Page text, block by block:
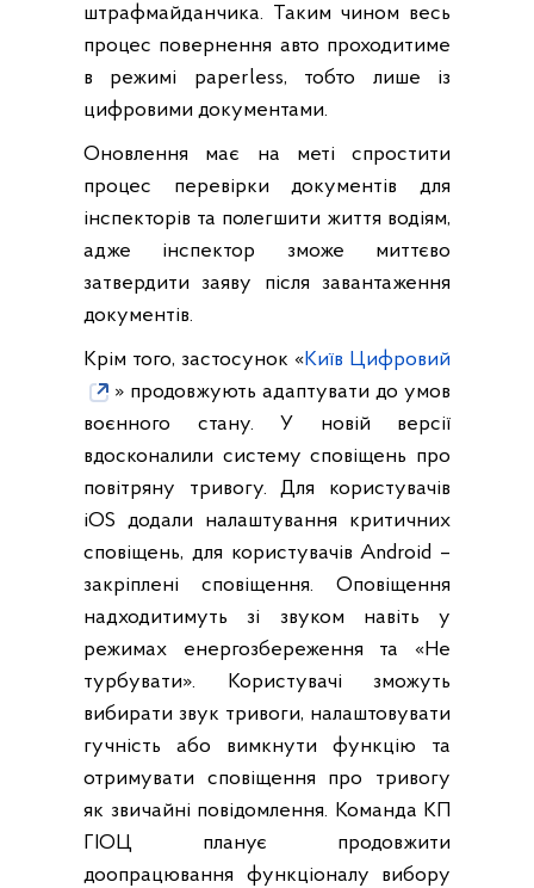
штрафмайданчика. Таким чином весь
процес повернення авто проходитиме
в режимі paperless, тобто лише із
цифровими документами.
Оновлення має на меті спростити
процес перевірки документів для
інспекторів та полегшити життя водіям,
адже інспектор зможе миттєво
затвердити заяву після завантаження
документів.
Крім того, застосунок «Київ Цифровий
» продовжують адаптувати до умов
воєнного стану. У новій версії
вдосконалили систему сповіщень про
повітряну тривогу. Для користувачів
iOS додали налаштування критичних
сповіщень, для користувачів Android –
закріплені сповіщення. Оповіщення
надходитимуть зі звуком навіть у
режимах енергозбереження та «Не
турбувати». Користувачі зможуть
вибирати звук тривоги, налаштовувати
гучність або вимкнути функцію та
отримувати сповіщення про тривогу
як звичайні повідомлення. Команда КП
ГІОЦ планує продовжити
доопрацювання функціоналу вибору